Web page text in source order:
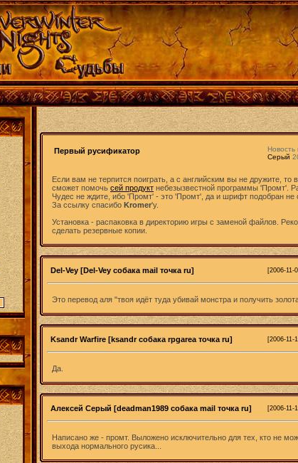
Первый русификатор Новость
Серый
Если вам не терпится поиграть, а с английским вы не дружите, то
сможет помочь сей продукт небезызвестной программы 'Промт'.
Чудес не ждите, ибо 'Промт' - это 'Промт', да и шрифт подобран не
За ссылку спасибо Kromer'у.
Установка - распаковка в директорию игры с заменой файлов.
сделать резервные копии.
Del-Vey [Del-Vey собака mail точка ru] [2006-11-
Это перевод аля "твоя идёт туда убивай монстра и получить
Ksandr Warfire [ksandr собака rpgarea точка ru] [2006-11-
Да.
Алексей Серый [deadman1989 собака mail точка ru] [2006-11-
Написано же - промт. Выложено исключительно для тех, кто не
выхода нормального русика...